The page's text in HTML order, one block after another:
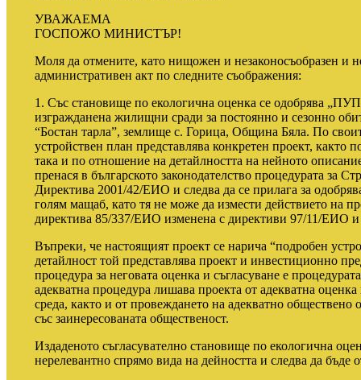
УВАЖАЕМА
ГОСПОЖО МИНИСТЪР!
Моля да отмените, като нищожен и незаконосъобразен и
административен акт по следните съображения:
1. Със становище по екологична оценка се одобрява
изгражданена жилищни сради за постоянно и сезонно
“Бостан тарла”, землище с. Горица, Община Бяла. По
устройствен план представлява конкретен проект, както
така и по отношение на детайлността на нейното
пренася в българското законодателство процедурата за
Директива 2001/42/ЕИО и следва да се прилага за
голям мащаб, като тя не може да измести действието на
директива 85/337/ЕИО изменена с директиви 97/11/ЕИО
Въпреки, че настоящият проект се нарича “подробен
детайлност той представлява проект и инвестиционно
процедура за неговата оценка и съгласуване е
адекватна процедура лишава проекта от адекватна
среда, както и от провеждането на адекватно обществено
със заинересованата общественост.
Издаденото съгласувателно становище по екологична
нерелевантно спрямо вида на дейността и следва да бъде